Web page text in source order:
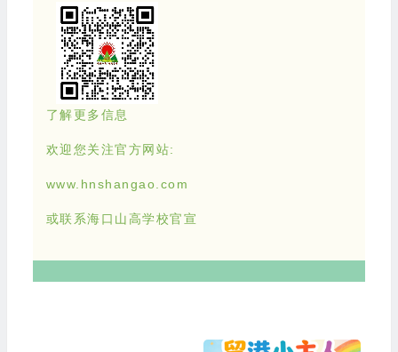
了解更多信息
欢迎您关注官方网站:
www.hnshangao.com
或联系海口山高学校官宣